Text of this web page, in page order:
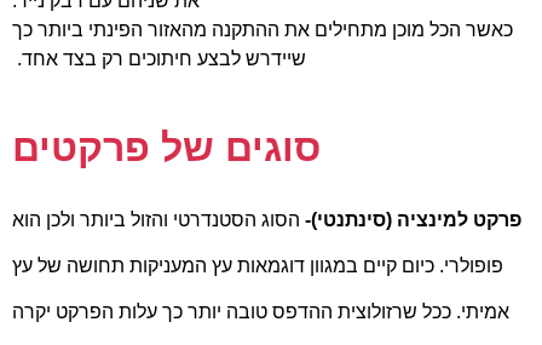
כאשר הכל מוכן מתחילים את ההתקנה מהאזור הפינתי ביותר כך
שיידרש לבצע חיתוכים רק בצד אחד.
סוגים של פרקטים
פרקט למינציה (סינתנטי)- הסוג הסטנדרטי והזול ביותר ולכן הוא
פופולרי. כיום קיים במגוון דוגמאות עץ המעניקות תחושה של עץ
אמיתי. ככל שרזולוצית ההדפס טובה יותר כך עלות הפרקט יקרה